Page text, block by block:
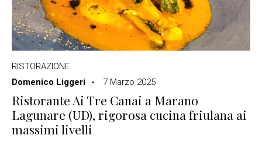
RISTORAZIONE
Domenico Liggeri
7 Marzo 2025
Ristorante Ai Tre Canai a Marano
Lagunare (UD), rigorosa cucina friulana ai
massimi livelli